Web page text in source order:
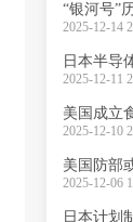
2025-12-14
2025-12-11
2025-12-10
美国防部
2025-12-06